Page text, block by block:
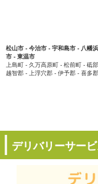
松山市 - 今治市 - 宇和島市 - 八幡
市 - 東温市
上島町 - 久万高原町 - 松前町 - 砥
越智郡 - 上浮穴郡 - 伊予郡 - 喜多
デリバリーサー